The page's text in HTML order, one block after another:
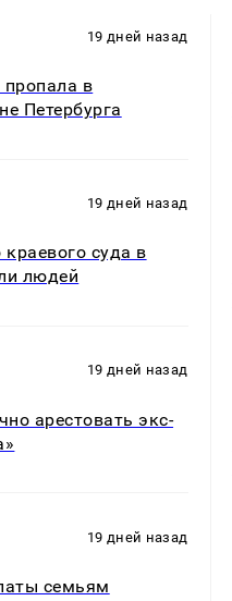
19 дней назад
в
Петербурга
19 дней назад
суда в
людей
19 дней назад
арестовать экс-
19 дней назад
семьям